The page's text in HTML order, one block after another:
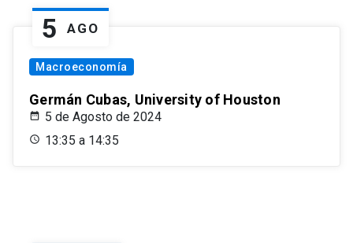
5 AGO
Macroeconomía
Germán Cubas, University of Houston
5 de Agosto de 2024
13:35 a 14:35